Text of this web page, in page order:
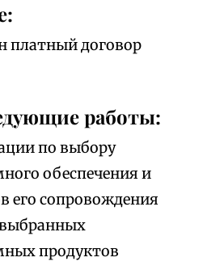
платный договор
работы:
по выбору
обеспечения и
его сопровождения
продуктов